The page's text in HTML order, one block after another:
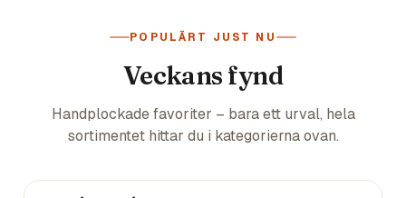
POPULÄRT JUST NU
Veckans fynd
Handplockade favoriter – bara ett urval, hela
sortimentet hittar du i kategorierna ovan.